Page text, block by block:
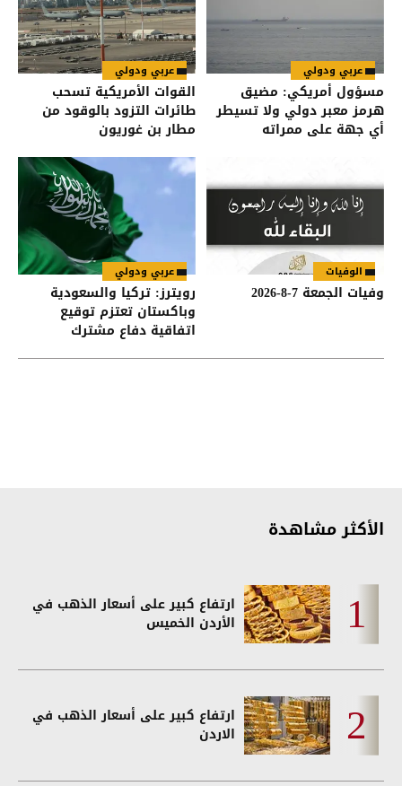
عربي ودولي
مسؤول أمريكي: مضيق
هرمز معبر دولي ولا تسيطر
أي جهة على ممراته
عربي ودولي
القوات الأمريكية تسحب
طائرات التزود بالوقود من
مطار بن غوريون
الوفيات
وفيات الجمعة 7-8-2026
عربي ودولي
رويترز: تركيا والسعودية
وباكستان تعتزم توقيع
اتفاقية دفاع مشترك
الأكثر مشاهدة
ارتفاع كبير على أسعار الذهب في
الأردن الخميس
ارتفاع كبير على أسعار الذهب في
الاردن